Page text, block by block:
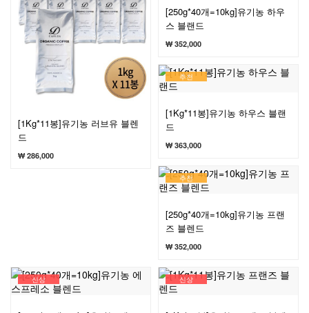
[1Kg*11봉]유기농 러브유 블렌
드
₩ 286,000
[250g*40개=10kg]유기농 하우
스 블랜드
₩ 352,000
추천
[1Kg*11봉]유기농 하우스 블랜
드
₩ 363,000
추천
[250g*40개=10kg]유기농 프랜
즈 블렌드
₩ 352,000
신상 신상